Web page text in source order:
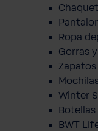
Ropa
Gorras
Winter
Botellas
BWT